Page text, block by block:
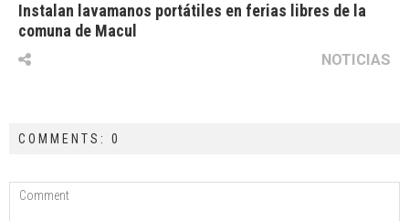
Instalan lavamanos portátiles en ferias libres de la
comuna de Macul
NOTICIAS
COMMENTS: 0